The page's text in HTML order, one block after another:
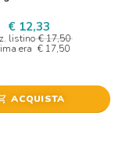
€ 12,33
listino € 17,50
era € 17,50
ACQUISTA